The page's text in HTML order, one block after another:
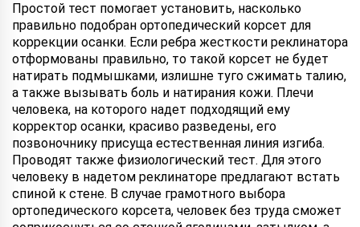
Простой тест помогает установить, насколько
правильно подобран ортопедический корсет для
коррекции осанки. Если ребра жесткости реклинатора
отформованы правильно, то такой корсет не будет
натирать подмышками, излишне туго сжимать талию,
а также вызывать боль и натирания кожи. Плечи
человека, на которого надет подходящий ему
корректор осанки, красиво разведены, его
позвоночнику присуща естественная линия изгиба.
Проводят также физиологический тест. Для этого
человеку в надетом реклинаторе предлагают встать
спиной к стене. В случае грамотного выбора
ортопедического корсета, человек без труда сможет